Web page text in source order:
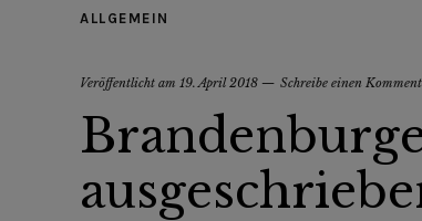
ALLGEMEIN
Veröffentlicht am 19. April 2018 Schreibe einen